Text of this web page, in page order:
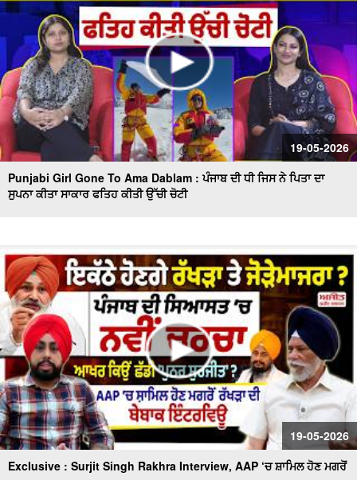
19-05-2026
Punjabi Girl Gone To Ama Dablam : ਪੰਜਾਬ ਦੀ ਧੀ ਜਿਸ ਨੇ ਪਿਤਾ ਦਾ
ਸੁਪਨਾ ਕੀਤਾ ਸਾਕਾਰ ਫਤਿਹ ਕੀਤੀ ਉੱਚੀ ਚੋਟੀ
19-05-2026
Exclusive : Surjit Singh Rakhra Interview, AAP ‘ਚ ਸ਼ਾਮਿਲ ਹੋਣ ਮਗਰੋਂ